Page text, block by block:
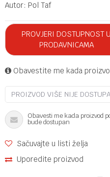
Autor: Pol Taf
PROVJERI DOSTUPNOST U
PRODAVNICAMA
Obavestite me kada
PROIZVOD VIŠE NIJE
Obavesti me kada proizvod
bude dostupan
Sačuvajte u listi želja
Uporedite proizvod